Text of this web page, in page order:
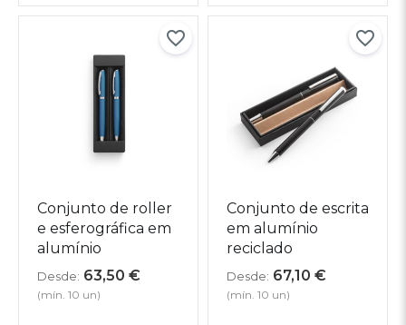
Conjunto de roller
e esferográfica em
alumínio
Desde: 63,50 €
(mín. 10 un)
Conjunto de escrita
em alumínio
reciclado
Desde: 67,10 €
(mín. 10 un)